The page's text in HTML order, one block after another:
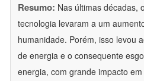
Resumo: Nas últimas décadas,
tecnologia levaram a um
humanidade. Porém, isso levou
de energia e o consequente
energia, com grande impacto